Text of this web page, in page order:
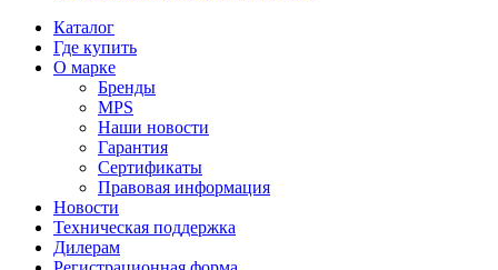
Каталог
Где купить
О марке
Бренды
MPS
Наши новости
Гарантия
Сертификаты
Правовая информация
Новости
Техническая поддержка
Дилерам